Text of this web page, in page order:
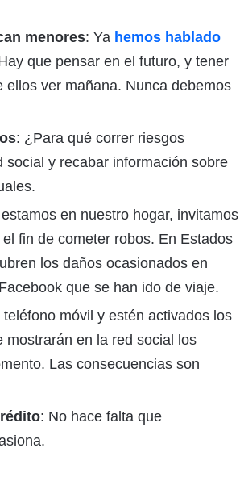
menores: Ya hemos hablado
que pensar en el futuro, y tener
ver mañana. Nunca debemos
: ¿Para qué correr riesgos
y recabar información sobre
en nuestro hogar, invitamos
fin de cometer robos. En Estados
los daños ocasionados en
que se han ido de viaje.
móvil y estén activados los
mostrarán en la red social los
Las consecuencias son
: No hace falta que